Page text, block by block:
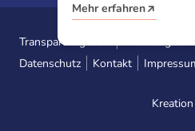
Transparenzgesetz
Datenschutz
Kontakt
Mehr erfahren